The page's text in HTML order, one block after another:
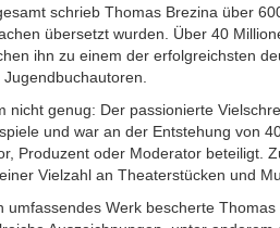
schrieb Thomas Brezina über
übersetzt wurden. Über 40
ihn zu einem der erfolgreichsten
Jugendbuchautoren.
nicht genug: Der passionierte
und war an der Entstehung von
Produzent oder Moderator beteiligt.
Vielzahl an Theaterstücken und
umfassendes Werk bescherte